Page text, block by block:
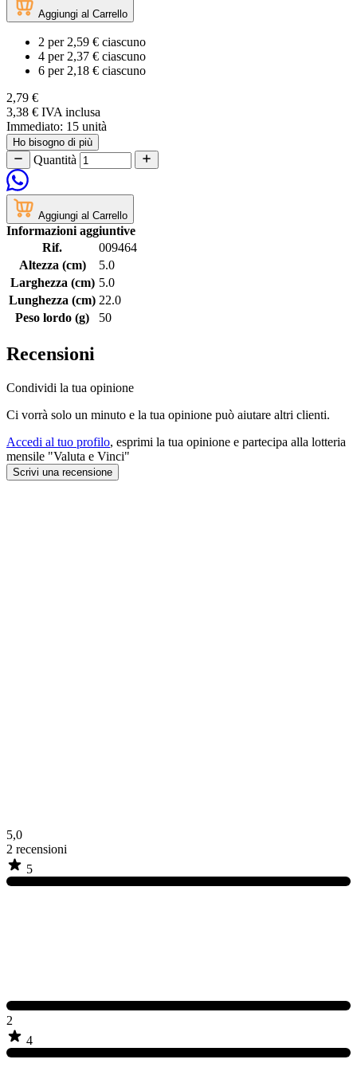
Aggiungi al Carrello
2 per 2,59 € ciascuno
4 per 2,37 € ciascuno
6 per 2,18 € ciascuno
2,79 €
3,38 € IVA inclusa
Immediato: 15 unità
Ho bisogno di più
Quantità
Aggiungi al Carrello
Informazioni aggiuntive
Rif.
009464
Altezza (cm)
5.0
Larghezza (cm) 5.0
Lunghezza (cm) 22.0
Peso lordo (g)
50
Recensioni
Condividi la tua opinione
Ci vorrà solo un minuto e la tua opinione può aiutare altri clienti.
Accedi al tuo profilo, esprimi la tua opinione e partecipa alla lotteria
mensile "Valuta e Vinci"
Scrivi una recensione
5,0
2 recensioni
5
2
4